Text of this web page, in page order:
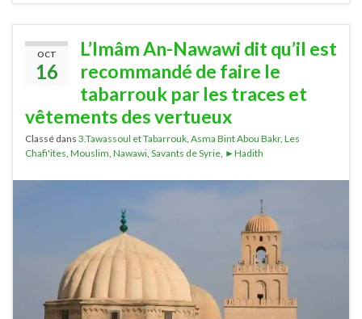
OCT
16
L’Imâm An-Nawawi dit qu’il est
recommandé de faire le
tabarrouk par les traces et
vêtements des vertueux
Classé dans 3.Tawassoul et Tabarrouk, Asma Bint Abou Bakr, Les
Chafi'ites, Mouslim, Nawawi, Savants de Syrie, ►Hadith